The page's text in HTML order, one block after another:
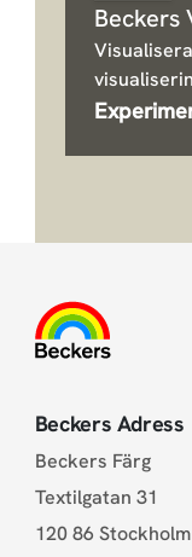
Beckers
Beckers Adress
Beckers Färg
Textilgatan 31
120 86 Stockholm